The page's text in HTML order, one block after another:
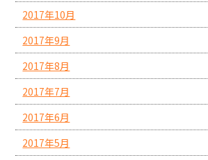
2017年10月
2017年9月
2017年8月
2017年7月
2017年6月
2017年5月